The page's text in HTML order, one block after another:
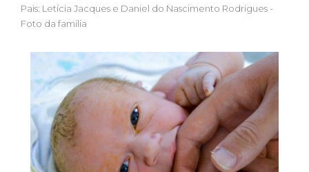
Pais: Letícia Jacques e Daniel do Nascimento Rodrigues -
Foto da família